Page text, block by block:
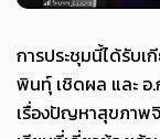
การประชุมนี้ได้รับ
พินทุ์ เชิดผล และ อ
เรื่องปัญหาสุขภาพ